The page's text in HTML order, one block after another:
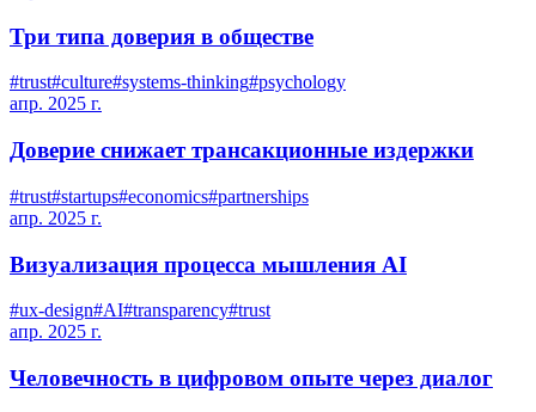
Три типа доверия в обществе
#trust#culture#systems-thinking#psychology
апр. 2025 г.
Доверие снижает трансакционные издержки
#trust#startups#economics#partnerships
апр. 2025 г.
Визуализация процесса мышления AI
#ux-design#AI#transparency#trust
апр. 2025 г.
Человечность в цифровом опыте через диалог